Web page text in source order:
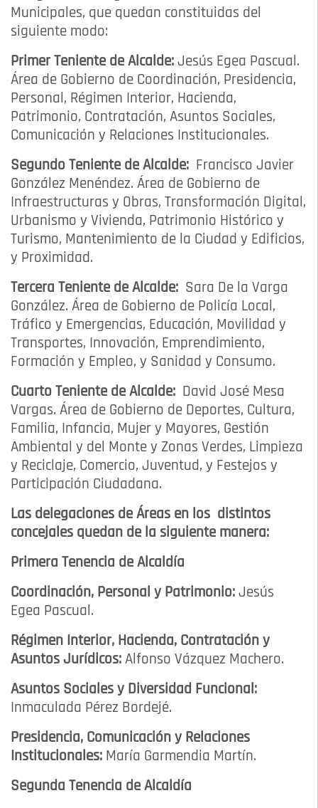
Municipales, que quedan constituidas del
siguiente modo:
Primer Teniente de Alcalde: Jesús Egea Pascual.
Área de Gobierno de Coordinación, Presidencia,
Personal, Régimen Interior, Hacienda,
Patrimonio, Contratación, Asuntos Sociales,
Comunicación y Relaciones Institucionales.
Segundo Teniente de Alcalde: Francisco Javier
González Menéndez. Área de Gobierno de
Infraestructuras y Obras, Transformación Digital,
Urbanismo y Vivienda, Patrimonio Histórico y
Turismo, Mantenimiento de la Ciudad y Edificios,
y Proximidad.
Tercera Teniente de Alcalde: Sara De la Varga
González. Área de Gobierno de Policía Local,
Tráfico y Emergencias, Educación, Movilidad y
Transportes, Innovación, Emprendimiento,
Formación y Empleo, y Sanidad y Consumo.
Cuarto Teniente de Alcalde: David José Mesa
Vargas. Área de Gobierno de Deportes, Cultura,
Familia, Infancia, Mujer y Mayores, Gestión
Ambiental y del Monte y Zonas Verdes, Limpieza
y Reciclaje, Comercio, Juventud, y Festejos y
Participación Ciudadana.
Las delegaciones de Áreas en los distintos
concejales quedan de la siguiente manera:
Primera Tenencia de Alcaldía
Coordinación, Personal y Patrimonio: Jesús
Egea Pascual.
Régimen Interior, Hacienda, Contratación y
Asuntos Jurídicos: Alfonso Vázquez Machero.
Asuntos Sociales y Diversidad Funcional:
Inmaculada Pérez Bordejé.
Presidencia, Comunicación y Relaciones
Institucionales: María Garmendia Martín.
Segunda Tenencia de Alcaldía